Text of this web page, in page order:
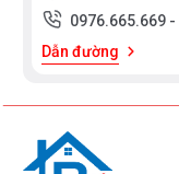
0976.665.669 -
Dẫn đường